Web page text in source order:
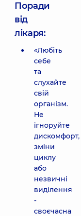
Поради
від
лікаря:
«Любіть
себе
та
слухайте
свій
організм.
Не
ігноруйте
дискомфорт,
зміни
циклу
або
незвичні
виділення
-
своєчасна